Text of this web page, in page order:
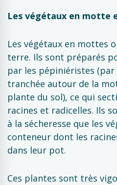
Les végétaux en motte
Les végétaux en mottes
terre. Ils sont préparés
par les pépiniéristes (par
tranchée autour de la
plante du sol), ce qui
racines et radicelles. Ils
à la sécheresse que les
conteneur dont les
dans leur pot.
Ces plantes sont très